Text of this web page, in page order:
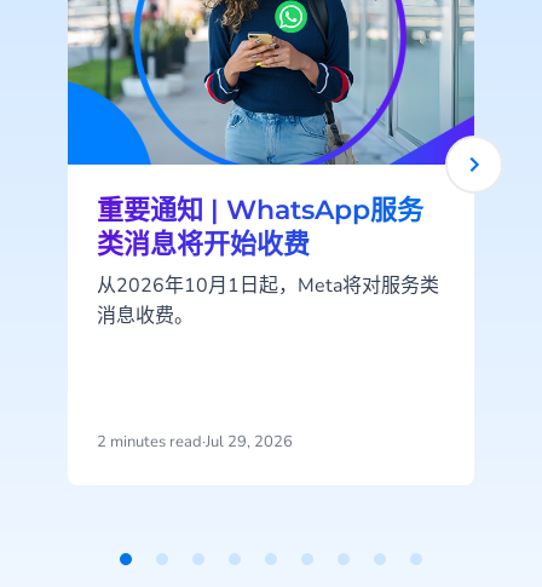
重要通知 | WhatsApp服务
类消息将开始收费
从2026年10月1日起，Meta将对服务类
消息收费。
2 minutes read·Jul 29, 2026